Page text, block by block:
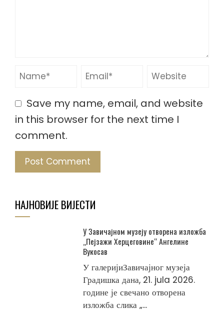
Save my name, email, and website
in this browser for the next time I
comment.
НАЈНОВИЈЕ ВИЈЕСТИ
У Завичајном музеју отворена изложба
„Пејзажи Херцеговине“ Ангелине
Вукосав
У галеријиЗавичајног музеја
Градишка дана, 21. jula 2026.
године је свечано отворена
изложба слика „...